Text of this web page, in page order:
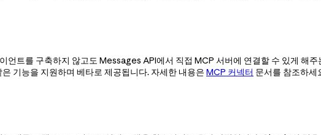
언트를 구축하지 않고도 Messages API에서 직접 MCP 서버에 연결할 수 있게 해
기능을 지원하며 베타로 제공됩니다. 자세한 내용은 MCP 커넥터 문서를 참조하세